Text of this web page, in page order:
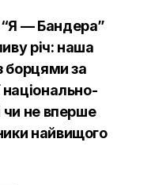
— Бандера”
річ: наша
борцями за
чи не вперше
найвищого